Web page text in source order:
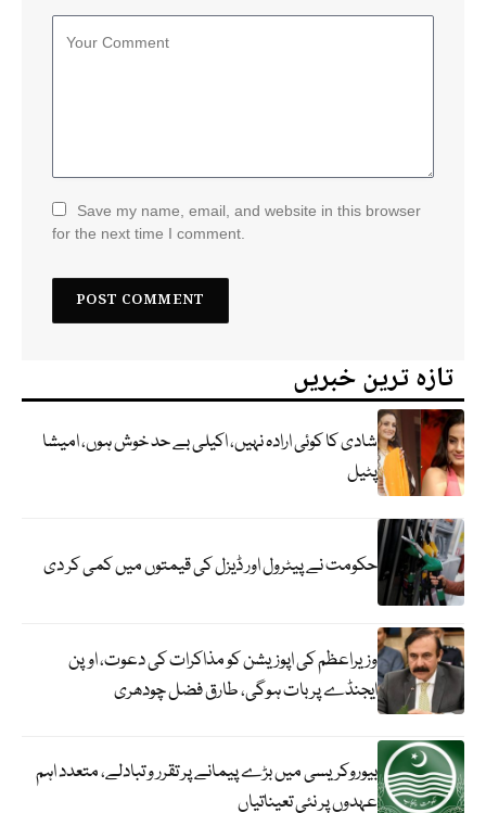
Save my name, email, and website in this browser
for the next time I comment.
تازہ ترین خبریں
شادی کا کوئی ارادہ نہیں، اکیلی بے حد خوش ہوں، امیشا
پٹیل
حکومت نے پیٹرول اور ڈیزل کی قیمتوں میں کمی کر دی
وزیراعظم کی اپوزیشن کو مذاکرات کی دعوت، اوپن
ایجنڈے پر بات ہوگی، طارق فضل چودھری
بیوروکریسی میں بڑے پیمانے پر تقرر و تبادلے، متعدد اہم
عہدوں پر نئی تعیناتیاں